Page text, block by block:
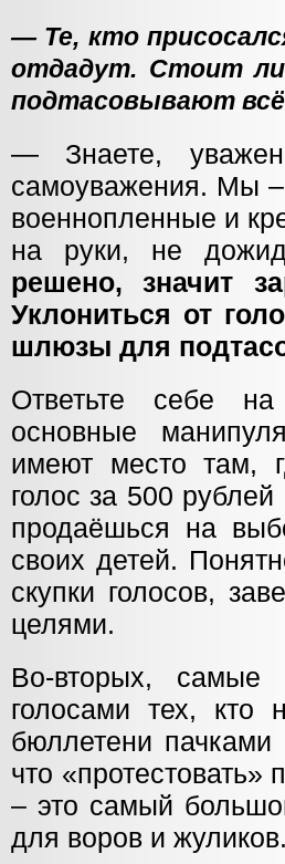
— Те, кто
отдадут. Стоит
подтасовывают всё
— Знаете,
самоуважения. Мы –
военнопленные и
на руки, не
решено, значит
Уклониться от
шлюзы для
Ответьте себе
основные
имеют место там,
голос за 500
продаёшься на
своих детей.
скупки голосов,
целями.
Во-вторых, самые
голосами тех,
бюллетени пачками
что «протестовать»
– это самый
для воров и жуликов.